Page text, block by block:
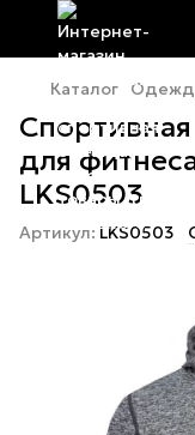
Каталог
для
LKS0503
Артикул: LKS0503